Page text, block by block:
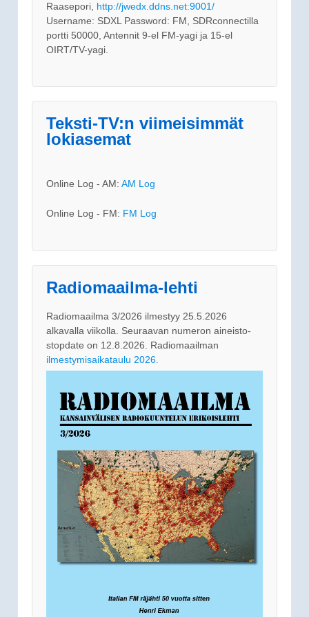
Raasepori, http://jwedx.ddns.net:9001/
Username: SDXL Password: FM, SDRconnectilla
portti 50000, Antennit 9-el FM-yagi ja 15-el
OIRT/TV-yagi.
Teksti-TV:n viimeisimmät
lokiasemat
Online Log - AM: AM Log
Online Log - FM: FM Log
Radiomaailma-lehti
Radiomaailma 3/2026 ilmestyy 25.5.2026
alkavalla viikolla. Seuraavan numeron aineisto-
stopdate on 12.8.2026. Radiomaailman
ilmestymisaikataulu 2026.